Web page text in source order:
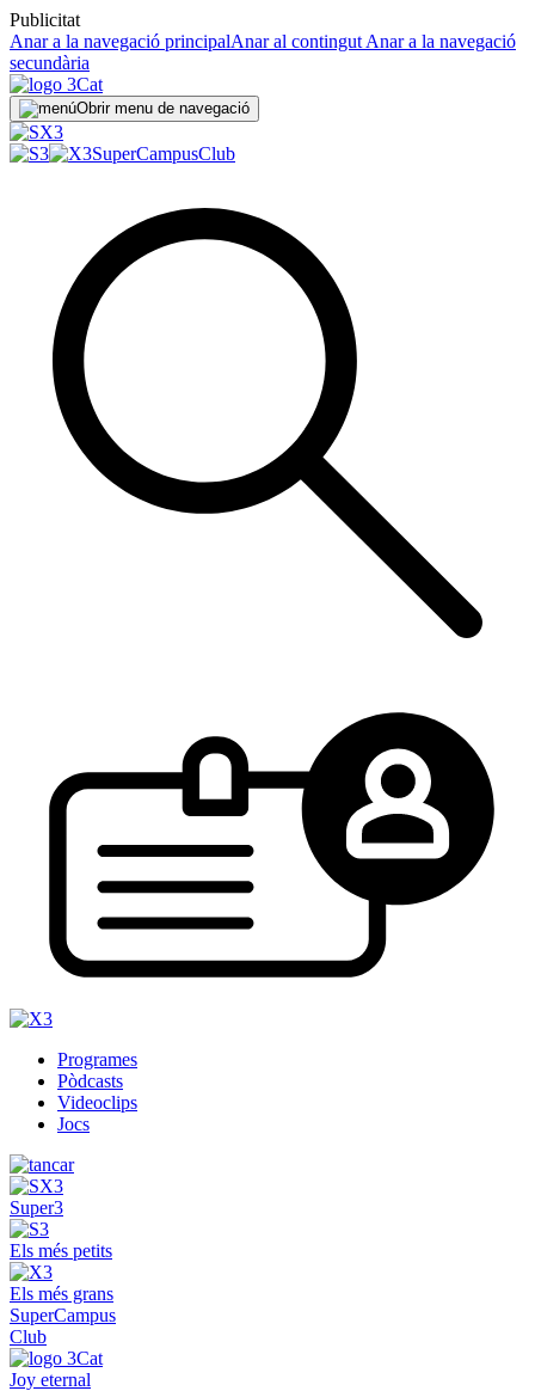
Publicitat
Anar a la navegació principalAnar al contingut Anar a la navegació
secundària
Obrir menu de navegació
SuperCampusClub
Programes
Pòdcasts
Videoclips
Jocs
Super3
Els més petits
Els més grans
SuperCampus
Club
Joy eternal